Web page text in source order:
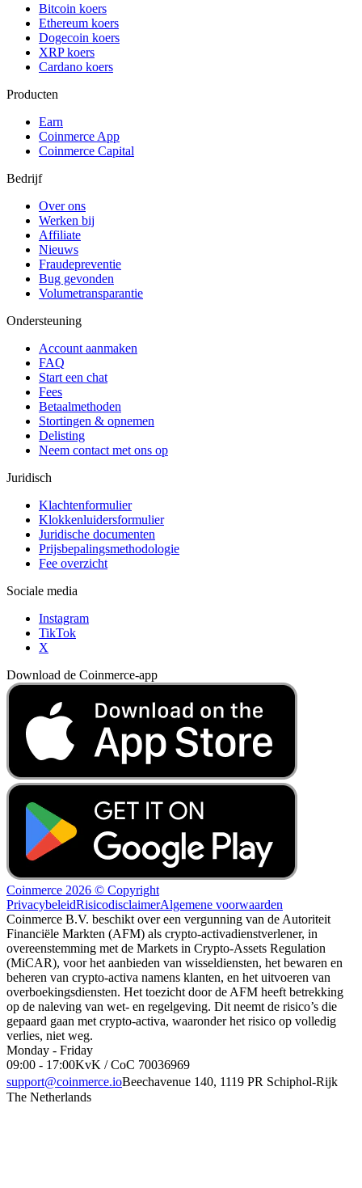
Bitcoin koers
Ethereum koers
Dogecoin koers
XRP koers
Cardano koers
Producten
Earn
Coinmerce App
Coinmerce Capital
Bedrijf
Over ons
Werken bij
Affiliate
Nieuws
Fraudepreventie
Bug gevonden
Volumetransparantie
Ondersteuning
Account aanmaken
FAQ
Start een chat
Fees
Betaalmethoden
Stortingen & opnemen
Delisting
Neem contact met ons op
Juridisch
Klachtenformulier
Klokkenluidersformulier
Juridische documenten
Prijsbepalingsmethodologie
Fee overzicht
Sociale media
Instagram
TikTok
X
Download de Coinmerce-app
Coinmerce 2026 © Copyright
PrivacybeleidRisicodisclaimerAlgemene voorwaarden
Coinmerce B.V. beschikt over een vergunning van de Autoriteit
Financiële Markten (AFM) als crypto-activadienstverlener, in
overeenstemming met de Markets in Crypto-Assets Regulation
(MiCAR), voor het aanbieden van wisseldiensten, het bewaren en
beheren van crypto-activa namens klanten, en het uitvoeren van
overboekingsdiensten. Het toezicht door de AFM heeft betrekking
op de naleving van wet- en regelgeving. Dit neemt de risico’s die
gepaard gaan met crypto-activa, waaronder het risico op volledig
verlies, niet weg.
Monday - Friday
09:00 - 17:00KvK / CoC 70036969
support@coinmerce.ioBeechavenue 140, 1119 PR Schiphol-Rijk
The Netherlands